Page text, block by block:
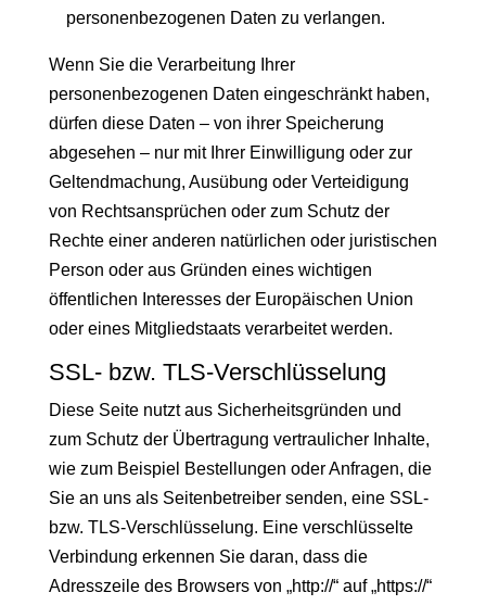
personenbezogenen Daten zu verlangen.
Wenn Sie die Verarbeitung Ihrer
personenbezogenen Daten eingeschränkt haben,
dürfen diese Daten – von ihrer Speicherung
abgesehen – nur mit Ihrer Einwilligung oder zur
Geltendmachung, Ausübung oder Verteidigung
von Rechtsansprüchen oder zum Schutz der
Rechte einer anderen natürlichen oder juristischen
Person oder aus Gründen eines wichtigen
öffentlichen Interesses der Europäischen Union
oder eines Mitgliedstaats verarbeitet werden.
SSL- bzw. TLS-Verschlüsselung
Diese Seite nutzt aus Sicherheitsgründen und
zum Schutz der Übertragung vertraulicher Inhalte,
wie zum Beispiel Bestellungen oder Anfragen, die
Sie an uns als Seitenbetreiber senden, eine SSL-
bzw. TLS-Verschlüsselung. Eine verschlüsselte
Verbindung erkennen Sie daran, dass die
Adresszeile des Browsers von „http://“ auf „https://“